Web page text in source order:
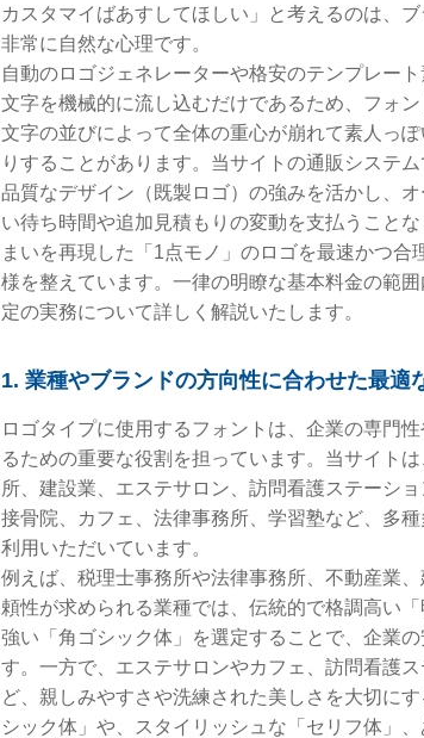
カスタマイばあすしてほしい」と考えるのは、
非常に自然な心理です。
自動のロゴジェネレーターや格安のテンプレー
文字を機械的に流し込むだけであるため、フォン
文字の並びによって全体の重心が崩れて素人っ
りすることがあります。当サイトの通販システ
品質なデザイン（既製ロゴ）の強みを活かし、
い待ち時間や追加見積もりの変動を支払うこと
まいを再現した「1点モノ」のロゴを最速かつ合
様を整えています。一律の明瞭な基本料金の範
定の実務について詳しく解説いたします。
1. 業種やブランドの方向性に合わせた最適
ロゴタイプに使用するフォントは、企業の専門
るための重要な役割を担っています。当サイト
所、建設業、エステサロン、訪問看護ステーショ
接骨院、カフェ、法律事務所、学習塾など、多
利用いただいています。
例えば、税理士事務所や法律事務所、不動産業
頼性が求められる業種では、伝統的で格調高い
強い「角ゴシック体」を選定することで、企業
す。一方で、エステサロンやカフェ、訪問看護
ど、親しみやすさや洗練された美しさを大切に
シック体」や、スタイリッシュな「セリフ体」